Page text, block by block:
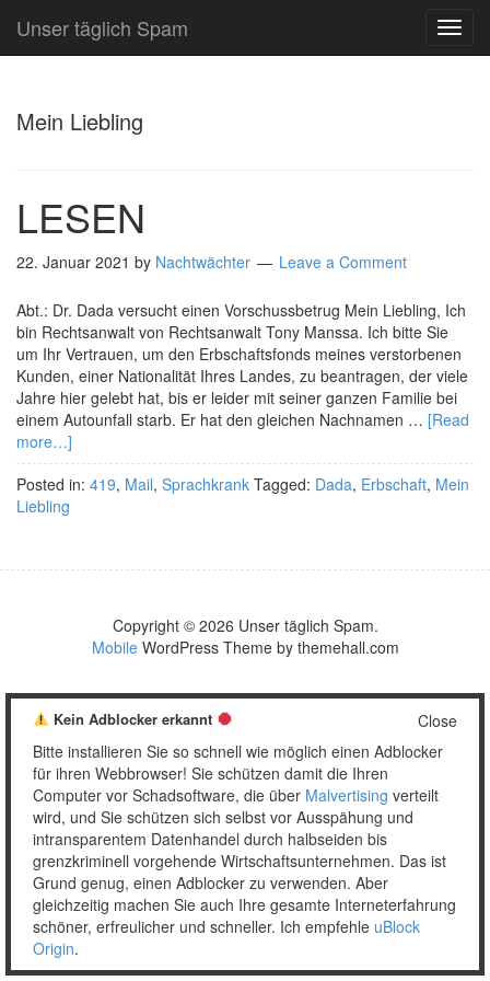
Unser täglich Spam
Mein Liebling
LESEN
22. Januar 2021 by Nachtwächter Leave a Comment
Abt.: Dr. Dada versucht einen Vorschussbetrug Mein Liebling, Ich
bin Rechtsanwalt von Rechtsanwalt Tony Manssa. Ich bitte Sie
um Ihr Vertrauen, um den Erbschaftsfonds meines verstorbenen
Kunden, einer Nationalität Ihres Landes, zu beantragen, der viele
Jahre hier gelebt hat, bis er leider mit seiner ganzen Familie bei
einem Autounfall starb. Er hat den gleichen Nachnamen … [Read
more…]
Posted in: 419, Mail, Sprachkrank Tagged: Dada, Erbschaft, Mein
Liebling
Copyright © 2026 Unser täglich Spam.
MobileWordPress Theme by themehall.com
Close
Kein Adblocker erkannt
Bitte installieren Sie so schnell wie möglich einen Adblocker
für ihren Webbrowser! Sie schützen damit die Ihren
Computer vor Schadsoftware, die über Malvertising verteilt
wird, und Sie schützen sich selbst vor Ausspähung und
intransparentem Datenhandel durch halbseiden bis
grenzkriminell vorgehende Wirtschaftsunternehmen. Das ist
Grund genug, einen Adblocker zu verwenden. Aber
gleichzeitig machen Sie auch Ihre gesamte Interneterfahrung
schöner, erfreulicher und schneller. Ich empfehle uBlock
Origin.